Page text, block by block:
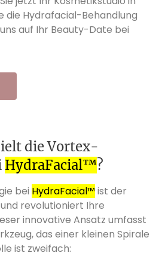
die Hydrafacial-Behandlung
auf Ihr Beauty-Date bei
die Vortex-
HydraFacial™?
bei HydraFacial™ ist der
revolutioniert Ihre
innovative Ansatz umfasst
das einer kleinen Spirale
ist zweifach: